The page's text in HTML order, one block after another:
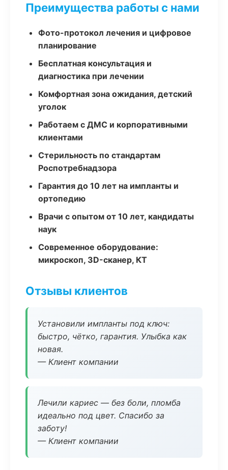
Преимущества работы с нами
Фото-протокол лечения и цифровое
планирование
Бесплатная консультация и
диагностика при лечении
Комфортная зона ожидания, детский
уголок
Работаем с ДМС и корпоративными
клиентами
Стерильность по стандартам
Роспотребнадзора
Гарантия до 10 лет на импланты и
ортопедию
Врачи с опытом от 10 лет, кандидаты
наук
Современное оборудование:
микроскоп, 3D-сканер, КТ
Отзывы клиентов
Установили импланты под ключ:
быстро, чётко, гарантия. Улыбка как
новая.
— Клиент компании
Лечили кариес — без боли, пломба
идеально под цвет. Спасибо за
заботу!
— Клиент компании